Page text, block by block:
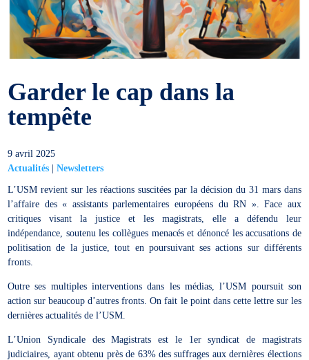
Garder le cap dans la
tempête
9 avril 2025
Actualités |Newsletters
L’USM revient sur les réactions suscitées par la décision du 31 mars dans
l’affaire des « assistants parlementaires européens du RN ». Face aux
critiques visant la justice et les magistrats, elle a défendu leur
indépendance, soutenu les collègues menacés et dénoncé les accusations de
politisation de la justice, tout en poursuivant ses actions sur différents
fronts.
Outre ses multiples interventions dans les médias, l’USM poursuit son
action sur beaucoup d’autres fronts. On fait le point dans cette lettre sur les
dernières actualités de l’USM.
L’Union Syndicale des Magistrats est le 1er syndicat de magistrats
judiciaires, ayant obtenu près de 63% des suffrages aux dernières élections